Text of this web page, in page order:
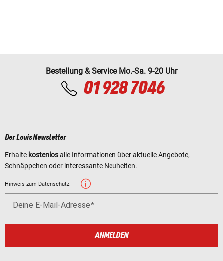
Bestellung & Service Mo.-Sa. 9-20 Uhr
01 928 7046
Der Louis Newsletter
Erhalte kostenlosalle Informationen über aktuelle Angebote,
Schnäppchen oder interessante Neuheiten.
Hinweis zum Datenschutz
Deine E-Mail-Adresse
ANMELDEN